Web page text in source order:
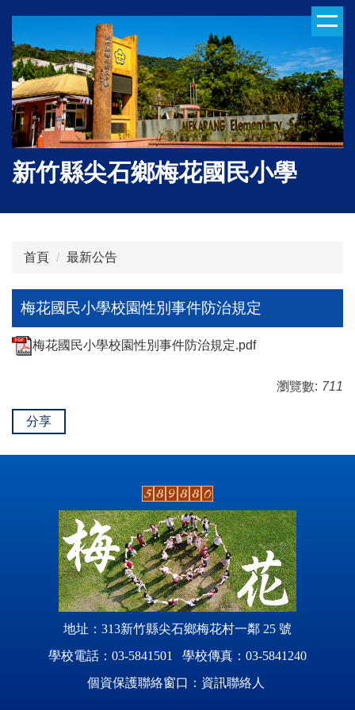
主
要
內
容
區
新竹縣尖石鄉梅花國民小學
首頁 最新公告
梅花國民小學校園性別事件防治規定
梅花國民小學校園性別事件防治規定.pdf
瀏覽數: 711
分享
地址：313新竹縣尖石鄉梅花村一鄰 25 號
學校電話：03-5841501 學校傳真：03-5841240
個資保護聯絡窗口：資訊聯絡人